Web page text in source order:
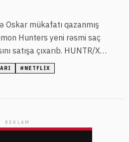
Oskar mükafatı qazanmış
Hunters yeni rəsmi saç
satışa çıxarıb. HUNTR/X
Amazon və digər satış
# NETFLIX
REKLAM